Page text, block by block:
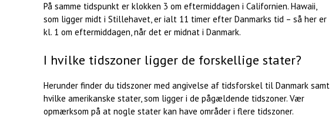
På samme tidspunkt er klokken 3 om eftermiddagen i Californien. Hawaii,
som ligger midt i Stillehavet, er ialt 11 timer efter Danmarks tid – så her er
kl. 1 om eftermiddagen, når det er midnat i Danmark.
I hvilke tidszoner ligger de forskellige stater?
Herunder finder du tidszoner med angivelse af tidsforskel til Danmark samt
hvilke amerikanske stater, som ligger i de pågældende tidszoner. Vær
opmærksom på at nogle stater kan have områder i flere tidszoner.